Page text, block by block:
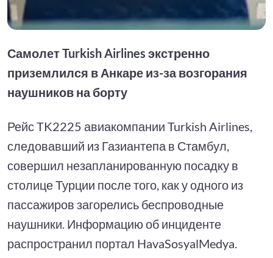
Самолет Turkish Airlines экстренно
приземлился в Анкаре из-за возгорания
наушников на борту
Рейс TK2225 авиакомпании Turkish Airlines,
следовавший из Газиантепа в Стамбул,
совершил незапланированную посадку в
столице Турции после того, как у одного из
пассажиров загорелись беспроводные
наушники. Информацию об инциденте
распространил портал HavaSosyalMedya.